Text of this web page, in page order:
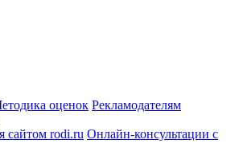
оценок Рекламодателям
сайтом rodi.ru Онлайн-консультации с